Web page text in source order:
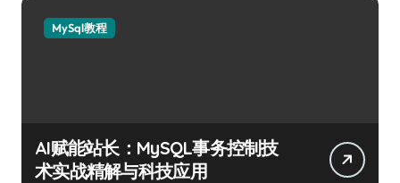
MySql教程
AI赋能站长：MySQL事务控制技
术实战精解与科技应用